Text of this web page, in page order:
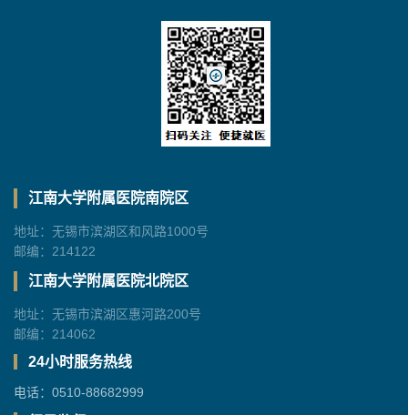
江南大学附属医院南院区
地址：无锡市滨湖区和风路1000号
邮编：214122
江南大学附属医院北院区
地址：无锡市滨湖区惠河路200号
邮编：214062
24小时服务热线
电话：0510-88682999